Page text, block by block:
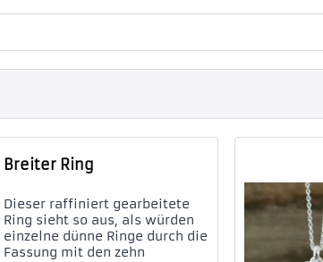
Breiter Ring
Dieser raffiniert gearbeitete
Ring sieht so aus, als würden
einzelne dünne Ringe durch die
Fassung mit den zehn